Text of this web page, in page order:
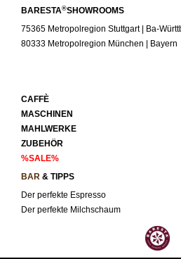
BARESTA®SHOWROOMS
75365 Metropolregion Stuttgart | Ba-
80333 Metropolregion München | Bayern
CAFFÈ
MASCHINEN
MAHLWERKE
ZUBEHÖR
%SALE%
BAR & TIPPS
Der perfekte Espresso
Der perfekte Milchschaum